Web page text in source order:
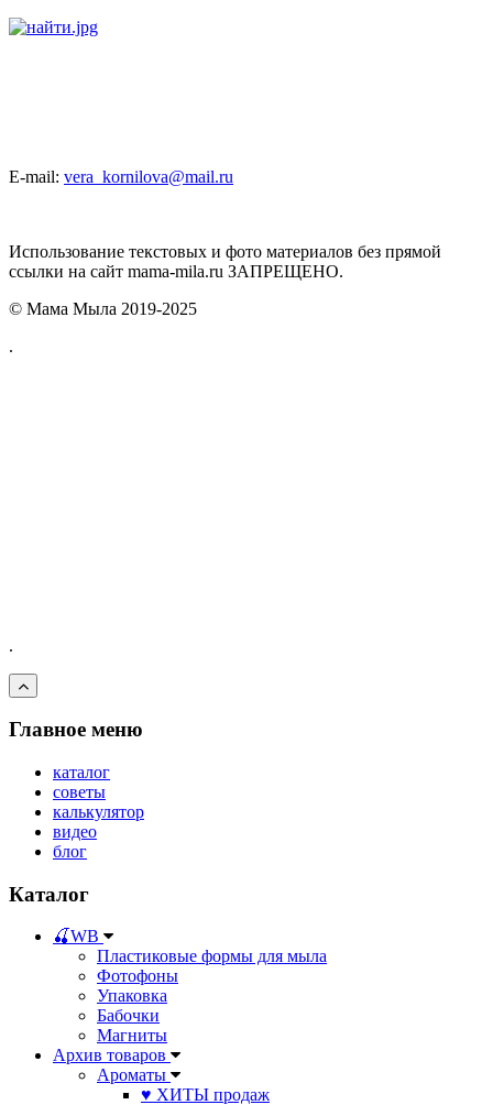
E-mail: vera_kornilova@mail.ru
Использование текстовых и фото материалов без прямой
ссылки на сайт mama-mila.ru ЗАПРЕЩЕНО.
© Мама Мыла 2019-2025
.
.
Главное меню
каталог
советы
калькулятор
видео
блог
Каталог
🍒WB
Пластиковые формы для мыла
Фотофоны
Упаковка
Бабочки
Магниты
Архив товаров
Ароматы
♥ ХИТЫ продаж